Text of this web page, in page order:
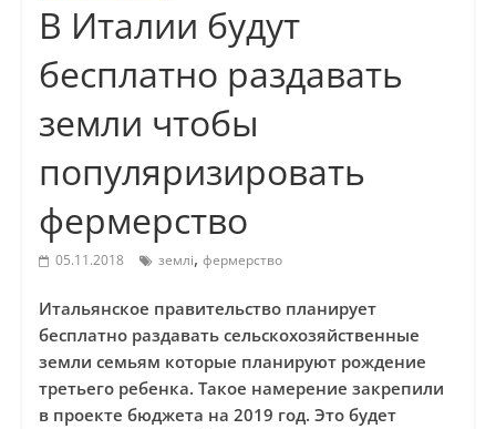
В Италии будут
бесплатно раздавать
земли чтобы
популяризировать
фермерство
05.11.2018 землі, фермерство
Итальянское правительство планирует
бесплатно раздавать сельскохозяйственные
земли семьям которые планируют рождение
третьего ребенка. Такое намерение закрепили
в проекте бюджета на 2019 год. Это будет